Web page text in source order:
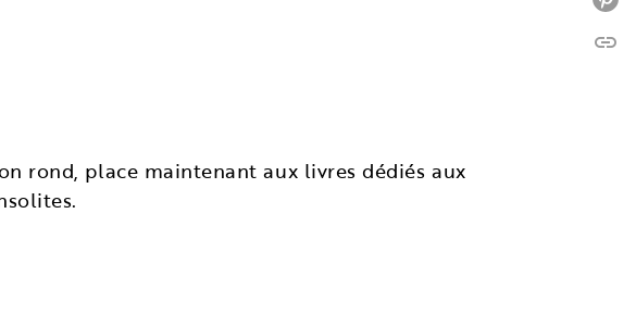
rond, place maintenant aux livres dédiés aux
link